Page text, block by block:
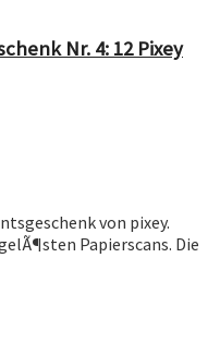
Nr. 4: 12 Pixey
von pixey.
Papierscans. Die